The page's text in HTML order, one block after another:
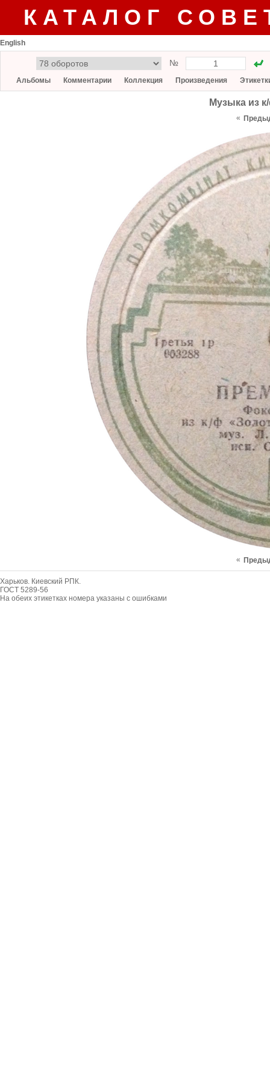
КАТАЛОГ
English
№
Альбомы Комментарии Коллекция Произведения
Музыка из
«
«
Харьков. Киевский РПК.
ГОСТ 5289-56
На обеих этикетках номера указаны с ошибками